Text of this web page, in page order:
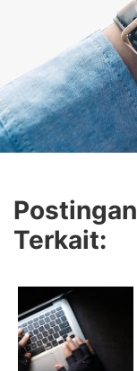
Postingan
Terkait: